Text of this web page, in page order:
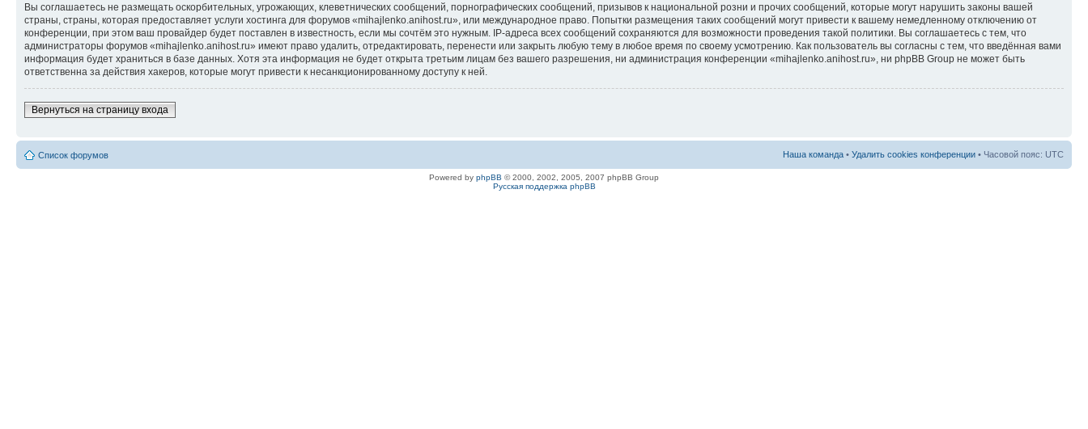
Вы соглашаетесь не размещать оскорбительных, угрожающих, клеветнических сообщений, порнографических сообщений, призывов к национальной розни и прочих сообщений, которые могут нарушить законы вашей
страны, страны, которая предоставляет услуги хостинга для форумов «mihajlenko.anihost.ru», или международное право. Попытки размещения таких сообщений могут привести к вашему немедленному отключению от
конференции, при этом ваш провайдер будет поставлен в известность, если мы сочтём это нужным. IP-адреса всех сообщений сохраняются для возможности проведения такой политики. Вы соглашаетесь с тем, что
администраторы форумов «mihajlenko.anihost.ru» имеют право удалить, отредактировать, перенести или закрыть любую тему в любое время по своему усмотрению. Как пользователь вы согласны с тем, что введённая вами
информация будет храниться в базе данных. Хотя эта информация не будет открыта третьим лицам без вашего разрешения, ни администрация конференции «mihajlenko.anihost.ru», ни phpBB Group не может быть
ответственна за действия хакеров, которые могут привести к несанкционированному доступу к ней.
Вернуться на страницу входа
Список форумов Наша команда • Удалить cookies конференции • Часовой пояс: UTC
Powered by phpBB © 2000, 2002, 2005, 2007 phpBB Group
Русская поддержка phpBB